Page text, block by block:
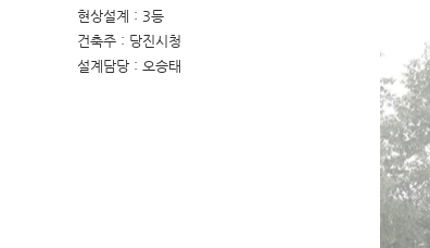
현상설계 : 3등
건축주 : 당진시청
설계담당 : 오승태